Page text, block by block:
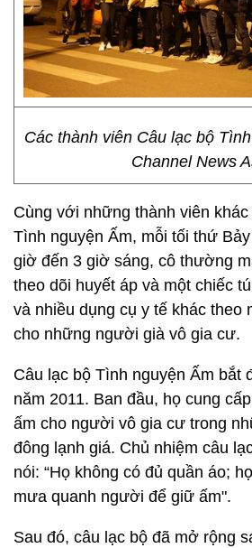
Các thành viên Câu lạc bộ
Channel News
Cùng với những thành viên
Tình nguyện Ấm, mỗi tối thứ
giờ đến 3 giờ sáng, cô thường
theo dõi huyết áp và một chiếc
và nhiều dụng cụ y tế khác theo
cho những người già vô gia cư.
Câu lạc bộ Tình nguyện Ấm bắt
năm 2011. Ban đầu, họ cung
ấm cho người vô gia cư trong
đông lạnh giá. Chủ nhiệm câu
nói: “Họ không có đủ quần áo;
mưa quanh người để giữ ấm".
Sau đó, câu lạc bộ đã mở rộng